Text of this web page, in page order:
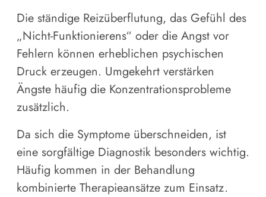
Die ständige Reizüberflutung, das Gefühl des
„Nicht-Funktionierens“ oder die Angst vor
Fehlern können erheblichen psychischen
Druck erzeugen. Umgekehrt verstärken
Ängste häufig die Konzentrationsprobleme
zusätzlich.
Da sich die Symptome überschneiden, ist
eine sorgfältige Diagnostik besonders wichtig.
Häufig kommen in der Behandlung
kombinierte Therapieansätze zum Einsatz.